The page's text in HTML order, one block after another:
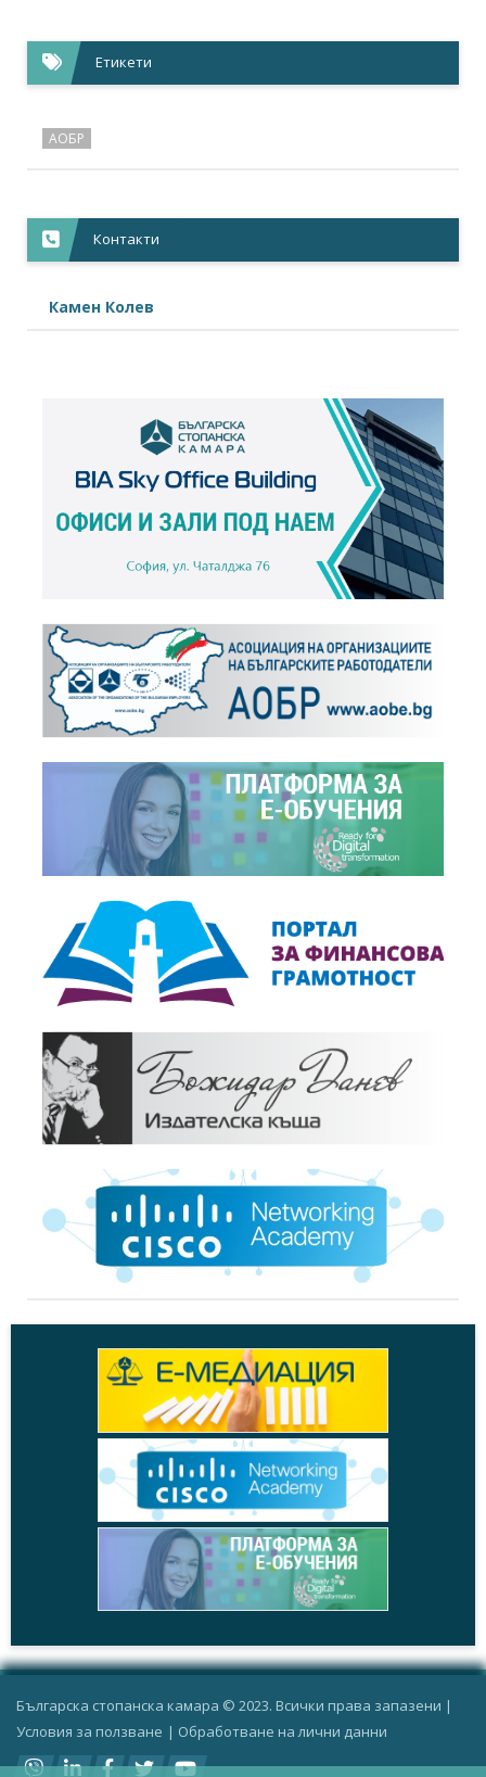
Етикети
АОБР
Контакти
Камен Колев
Българска стопанска камара © 2023. Всички права запазени |
Условия за ползване | Oбработване на лични данни